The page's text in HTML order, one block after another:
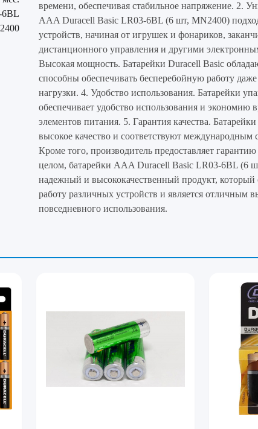
6BL
времени, обеспечивая стабильное напряжение. 2.
AAA Duracell Basic LR03-6BL (6 шт, MN2400)
устройств, начиная от игрушек и фонариков,
дистанционного управления и другими
Высокая мощность. Батарейки Duracell Basic
способны обеспечивать бесперебойную работу
нагрузки. 4. Удобство использования. Батарейки
обеспечивает удобство использования и экономию
элементов питания. 5. Гарантия качества.
высокое качество и соответствуют международным
Кроме того, производитель предоставляет
целом, батарейки AAA Duracell Basic LR03-6BL (6
надежный и высококачественный продукт, который
работу различных устройств и является отличным
повседневного использования.